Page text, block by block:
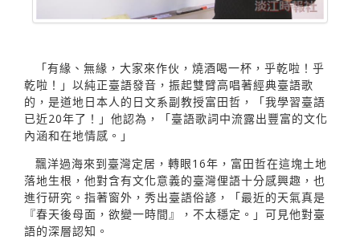
「有緣、無緣，大家來作伙，燒酒喝一杯，乎乾啦！乎
乾啦！」以純正臺語發音，振起雙臂高唱著經典臺語歌
的，是道地日本人的日文系副教授富田哲，「我學習臺語
已近20年了！」他認為，「臺語歌詞中流露出豐富的文化
內涵和在地情感。」
飄洋過海來到臺灣定居，轉眼16年，富田哲在這塊土地
落地生根，他對含有文化意義的臺灣俚語十分感興趣，也
進行研究。指著窗外，秀出臺語俗諺，「最近的天氣真是
『春天後母面，欲變一時間』，不太穩定。」可見他對臺
語的深層認知。